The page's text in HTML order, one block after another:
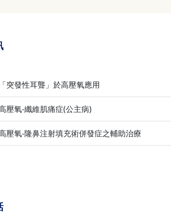
「突發性耳聾」於高壓氧應用
壓氧-纖維肌痛症(公主病)
壓氧-隆鼻注射填充術併發症之輔助治療